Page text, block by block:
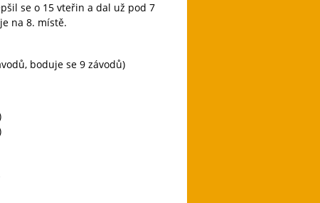
se o 15 vteřin a dal už pod 7
na 8. místě.
boduje se 9 závodů)